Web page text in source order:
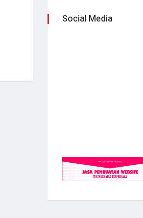
Social Media